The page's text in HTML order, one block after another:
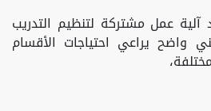
آلية عمل مشتركة لتنظيم التدريب
واضح يراعي احتياجات الأقسام